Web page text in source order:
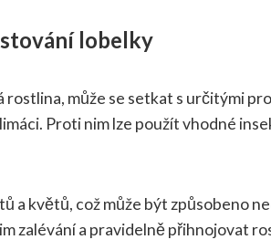
lobelky
může se setkat s určitými
Proti nim lze použít vhodné
a květů, což může být způsobeno
zalévání a pravidelně přihnojovat